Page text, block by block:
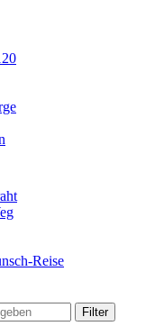
Reise
Filter